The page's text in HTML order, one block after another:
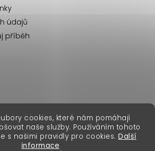
cookies, které nám pomáhají
naše služby. Používáním tohoto
s našimi pravidly pro cookies. Další
informace
údajů
příběh
Premium
Fashion. Všechna práva vyhrazena.
erikafashion.sk